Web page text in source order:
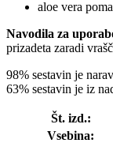
aloe vera
Navodila za
prizadeta zaradi
98% sestavin je
63% sestavin je iz
Št. izd.:
Vsebina: